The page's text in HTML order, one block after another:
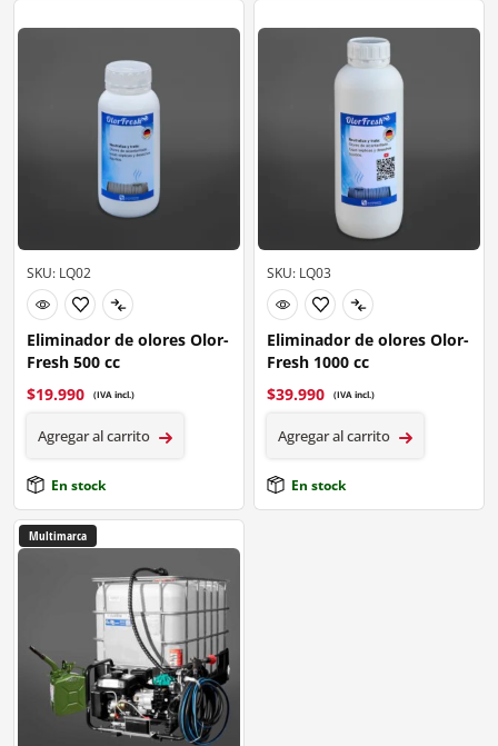
SKU: LQ02
Eliminador de olores Olor-
Fresh 500 cc
$19.990 (IVA incl.)
Agregar al carrito
En stock
SKU: LQ03
Eliminador de olores Olor-
Fresh 1000 cc
$39.990 (IVA incl.)
Agregar al carrito
En stock
Multimarca